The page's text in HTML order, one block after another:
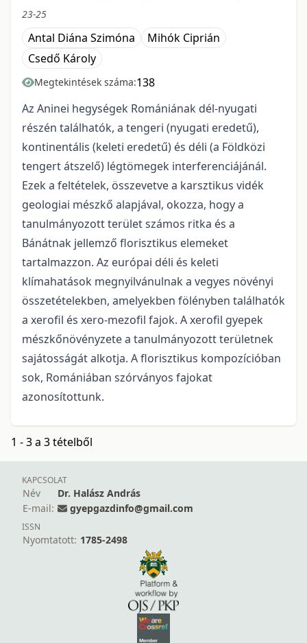
23-25
Antal Diána Szimóna
Mihók Ciprián
Csedő Károly
Megtekintések száma:138
Az Aninei hegységek Romániának dél-nyugati
részén találhatók, a tengeri (nyugati eredetű),
kontinentális (keleti eredetű) és déli (a Földközi
tengert átszelő) légtömegek interferenciájánál.
Ezek a feltételek, összevetve a karsztikus vidék
geologiai mészkő alapjával, okozza, hogy a
tanulmányozott terület számos ritka és a
Bánátnak jellemző florisztikus elemeket
tartalmazzon. Az európai déli és keleti
klímahatások megnyilvánulnak a vegyes növényi
összetételekben, amelyekben fölényben találhatók
a xerofil és xero-mezofil fajok. A xerofil gyepek
mészkőnövényzete a tanulmányozott területnek
sajátosságát alkotja. A florisztikus kompozícióban
sok, Romániában szórványos fajokat
azonosítottunk.
1 - 3 a 3 tételből
KAPCSOLAT
Név
Dr. Halász András
E-mail:
gyepgazdinfo@gmail.com
ISSN
Nyomtatott: 1785-2498